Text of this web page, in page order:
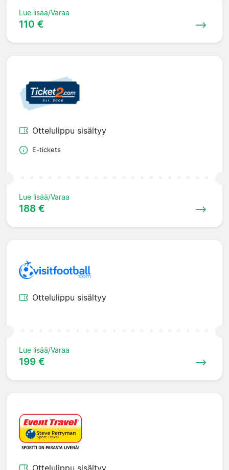
Lue lisää/Varaa
110 €
Ottelulippu sisältyy
E-tickets
Lue lisää/Varaa
188 €
Ottelulippu sisältyy
Lue lisää/Varaa
199 €
Ottelulippu sisältyy